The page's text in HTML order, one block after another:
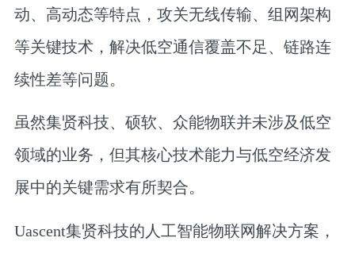
动、高动态等特点，攻关无线传输、组网架构
等关键技术，解决低空通信覆盖不足、链路连
续性差等问题。
虽然集贤科技、硕软、众能物联并未涉及低空
领域的业务，但其核心技术能力与低空经济发
展中的关键需求有所契合。
Uascent集贤科技的人工智能物联网解决方案，